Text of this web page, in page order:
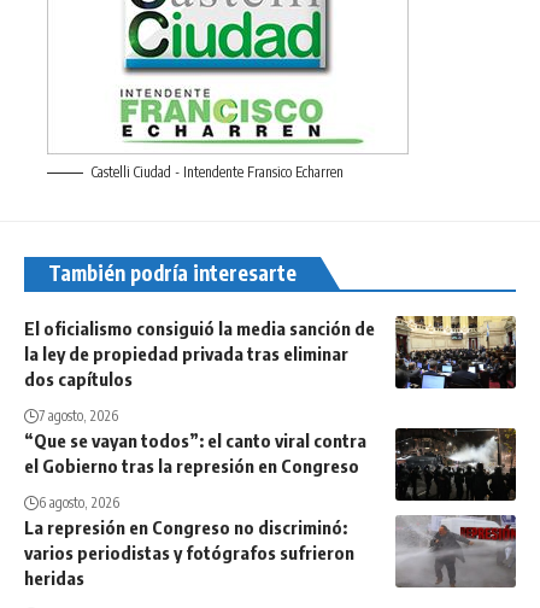
Castelli Ciudad - Intendente Fransico Echarren
También podría interesarte
El oficialismo consiguió la media sanción de
la ley de propiedad privada tras eliminar
dos capítulos
7 agosto, 2026
“Que se vayan todos”: el canto viral contra
el Gobierno tras la represión en Congreso
6 agosto, 2026
La represión en Congreso no discriminó:
varios periodistas y fotógrafos sufrieron
heridas